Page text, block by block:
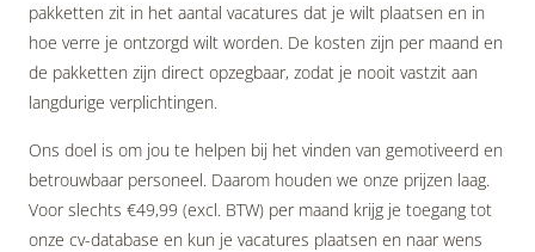
pakketten zit in het aantal vacatures dat je wilt plaatsen en in
hoe verre je ontzorgd wilt worden. De kosten zijn per maand en
de pakketten zijn direct opzegbaar, zodat je nooit vastzit aan
langdurige verplichtingen.
Ons doel is om jou te helpen bij het vinden van gemotiveerd en
betrouwbaar personeel. Daarom houden we onze prijzen laag.
Voor slechts €49,99 (excl. BTW) per maand krijg je toegang tot
onze cv-database en kun je vacatures plaatsen en naar wens